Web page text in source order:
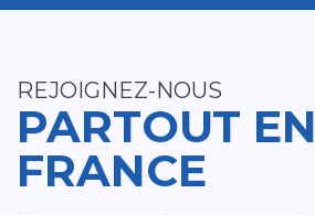
REJOIGNEZ-NOUS
PARTOUT EN
FRANCE